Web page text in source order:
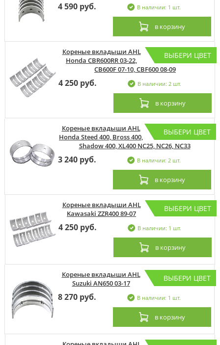
4 590 руб. В наличии: 1 шт.
в корзину
ВЫБЕРИ ЦВЕТ
Кореные вкладыши AHL
Honda CBR600RR 03-22,
CB600F 07-10, CBF600 08-09
4 250 руб. В наличии: 2 шт.
в корзину
ВЫБЕРИ ЦВЕТ
Кореные вкладыши AHL
Honda Steed 400, Bross 400,
Shadow 400, XL400 NC25, NC26, NC33
3 240 руб. В наличии: 2 шт.
в корзину
ВЫБЕРИ ЦВЕТ
Кореные вкладыши AHL
Kawasaki ZZR400 89-07
4 250 руб. В наличии: 1 шт.
в корзину
ВЫБЕРИ ЦВЕТ
Кореные вкладыши AHL
Suzuki AN650 03-17
8 270 руб. В наличии: 1 шт.
в корзину